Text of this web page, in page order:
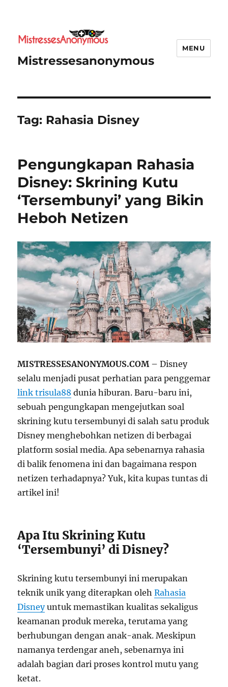
Mistressesanonymous
MENU
Tag: Rahasia Disney
Pengungkapan Rahasia
Disney: Skrining Kutu
‘Tersembunyi’ yang Bikin
Heboh Netizen
MISTRESSESANONYMOUS.COM– Disney
selalu menjadi pusat perhatian para penggemar
link trisula88 dunia hiburan. Baru-baru ini,
sebuah pengungkapan mengejutkan soal
skrining kutu tersembunyi di salah satu produk
Disney menghebohkan netizen di berbagai
platform sosial media. Apa sebenarnya rahasia
di balik fenomena ini dan bagaimana respon
netizen terhadapnya? Yuk, kita kupas tuntas di
artikel ini!
Apa Itu Skrining Kutu
‘Tersembunyi’ di Disney?
Skrining kutu tersembunyi ini merupakan
teknik unik yang diterapkan olehRahasia
Disneyuntuk memastikan kualitas sekaligus
keamanan produk mereka, terutama yang
berhubungan dengan anak-anak. Meskipun
namanya terdengar aneh, sebenarnya ini
adalah bagian dari proses kontrol mutu yang
ketat.